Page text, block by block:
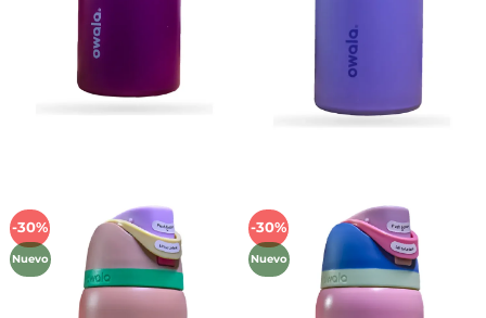
-30%
Nuevo
Añadir
lista de
deseos
-30%
Nuevo
Añadir
lista de
deseos